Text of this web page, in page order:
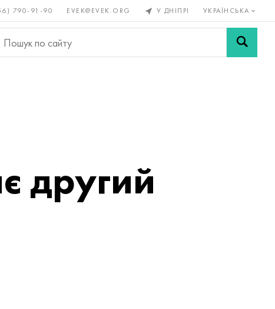
790-91-90 EVEK@EVEK.ORG У ДНІПРІ УКРАЇНСЬКА
Легована Сітки і
другий